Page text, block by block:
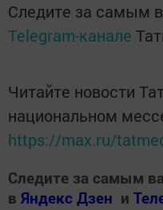
Следите за самым
Telegram-канале
Читайте новости
национальном
https://max.ru/
Следите за самым
в Яндекс Дзен и